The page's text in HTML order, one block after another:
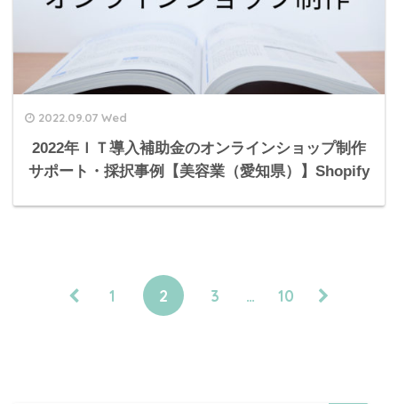
2022.09.07 Wed
2022年ＩＴ導入補助金のオンラインショップ制作
サポート・採択事例【美容業（愛知県）】Shopify
1 2 3 … 10